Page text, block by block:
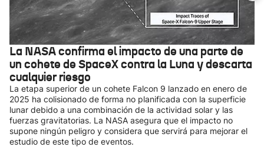
La NASA confirma el impacto de una parte de
un cohete de SpaceX contra la Luna y descarta
cualquier riesgo
La etapa superior de un cohete Falcon 9 lanzado en enero de
2025 ha colisionado de forma no planificada con la superficie
lunar debido a una combinación de la actividad solar y las
fuerzas gravitatorias. La NASA asegura que el impacto no
supone ningún peligro y considera que servirá para mejorar el
estudio de este tipo de eventos.